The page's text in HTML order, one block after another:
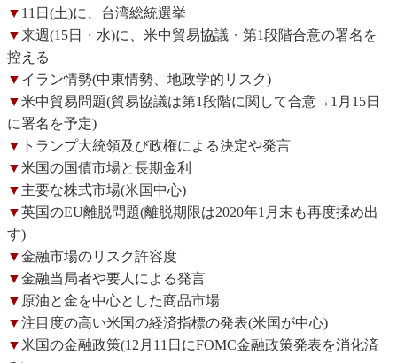
▼ 11日(土)に、台湾総統選挙
▼来週(15日・水)に、米中貿易協議・第1段階合意の署名を
控える
▼ イラン情勢(中東情勢、地政学的リスク)
▼米中貿易問題(貿易協議は第1段階に関して合意→1月15日
に署名を予定)
▼ トランプ大統領及び政権による決定や発言
▼米国の国債市場と長期金利
▼ 主要な株式市場(米国中心)
▼英国のEU離脱問題(離脱期限は2020年1月末も再度揉め出
す)
▼金融市場のリスク許容度
▼金融当局者や要人による発言
▼ 原油と金を中心とした商品市場
▼注目度の高い米国の経済指標の発表(米国が中心)
▼米国の金融政策(12月11日にFOMC金融政策発表を消化済